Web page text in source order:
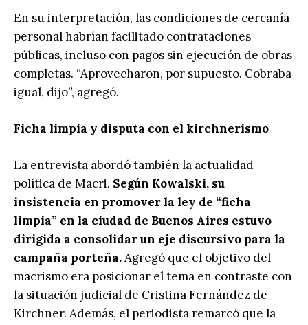
En su interpretación, las condiciones de cercanía
personal habrían facilitado contrataciones
públicas, incluso con pagos sin ejecución de obras
completas. “Aprovecharon, por supuesto. Cobraba
igual, dijo”, agregó.
Ficha limpia y disputa con el kirchnerismo
La entrevista abordó también la actualidad
política de Macri. Según Kowalski, su
insistencia en promover la ley de “ficha
limpia” en la ciudad de Buenos Aires estuvo
dirigida a consolidar un eje discursivo para la
campaña porteña.Agregó que el objetivo del
macrismo era posicionar el tema en contraste con
la situación judicial de Cristina Fernández de
Kirchner. Además, el periodista remarcó que la